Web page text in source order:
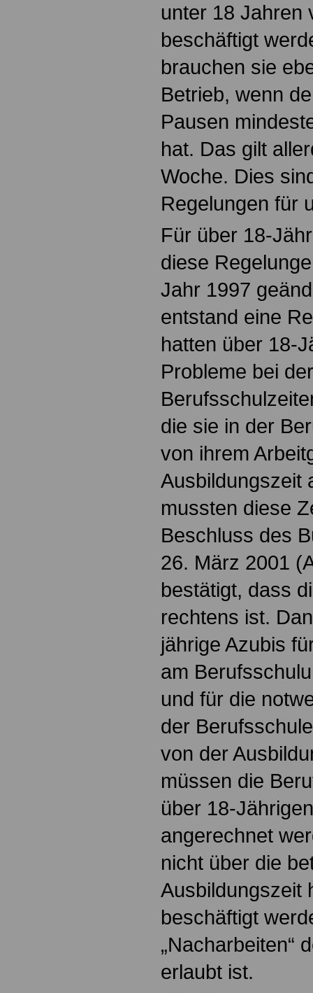
unter 18 Jahren
beschäftigt
brauchen sie
Betrieb, wenn
Pausen
hat. Das gilt
Woche. Dies
Regelungen für
Für über 18-
diese
Jahr 1997
entstand eine
hatten über 18-
Probleme bei
die sie in der
von ihrem
Ausbildungszeit
mussten diese
Beschluss des
26. März 2001
bestätigt, dass
rechtens ist.
jährige Azubis
am
und für die
der
von der
müssen die
über 18-
angerechnet
nicht über die
Ausbildungszeit
beschäftigt
„Nacharbeiten“
erlaubt ist.